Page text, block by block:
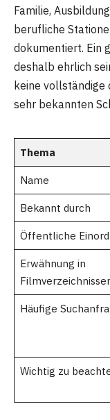
Familie,
berufliche
dokumentiert. Ein
deshalb ehrlich
keine vollständige
sehr bekannten
Thema
Name
Bekannt durch
Öffentliche
Erwähnung in
Häufige
Wichtig zu